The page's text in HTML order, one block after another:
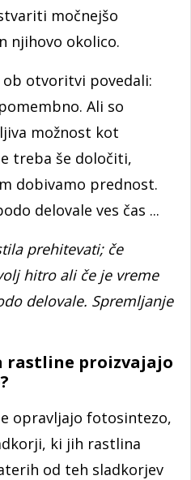
močnejšo
njihovo okolico.
otvoritvi povedali:
Ali so
možnost kot
treba še določiti,
dobivamo prednost.
delovale ves čas ...
prehitevati; če
hitro ali če je vreme
delovale. Spremljanje
rastline proizvajajo
opravljajo fotosintezo,
ki jih rastlina
od teh sladkorjev